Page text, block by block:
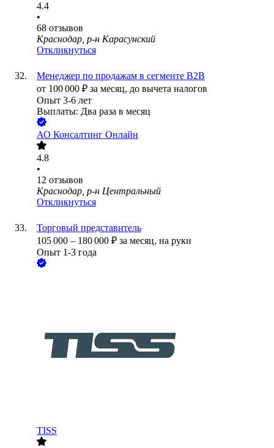
4.4
•
68 отзывов
Краснодар, р-н Карасунский
Откликнуться
Менеджер по продажам в сегменте B2B
от 100 000 ₽ за месяц, до вычета налогов
Опыт 3-6 лет
Выплаты: Два раза в месяц
АО Консалтинг Онлайн
4.8
•
12 отзывов
Краснодар, р-н Центральный
Откликнуться
Торговый представитель
105 000 – 180 000 ₽ за месяц, на руки
Опыт 1-3 года
TISS